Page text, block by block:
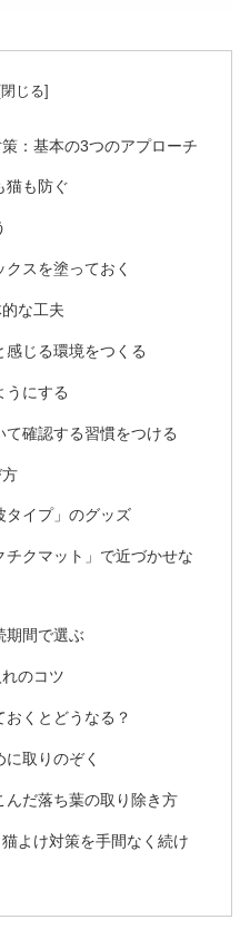
：基本の3つのアプローチ
猫も防ぐ
スを塗っておく
な工夫
じる環境をつくる
うにする
確認する習慣をつける
タイプ」のグッズ
チクマット」で近づかせな
期間で選ぶ
のコツ
くとどうなる？
取りのぞく
んだ落ち葉の取り除き方
よけ対策を手間なく続け